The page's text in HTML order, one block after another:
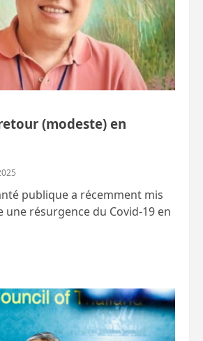
(modeste) en
publique a récemment mis
une résurgence du Covid-19 en